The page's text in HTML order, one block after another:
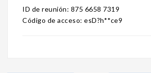
ID de reunión: 875 6658 7319
Código de acceso: esD?h**ce9